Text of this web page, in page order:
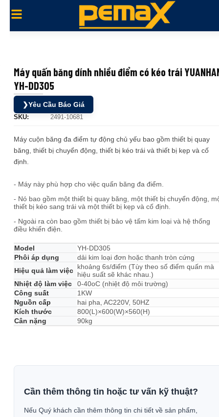
Máy quấn băng dính nhiều điểm có kéo trái
YH-DD305
❯Yêu Cầu Báo Giá
SKU: 2491-10681
Máy cuộn băng đa điểm tự động chủ yếu bao gồm thiết bị quay
băng, thiết bị chuyển động, thiết bị kéo trái và thiết bị kẹp và cố
định.
- Máy này phù hợp cho việc quấn băng đa điểm.
- Nó bao gồm một thiết bị quay băng, một thiết bị chuyển động,
thiết bị kéo sang trái và một thiết bị kẹp và cố định.
- Ngoài ra còn bao gồm thiết bị bảo vệ tấm kim loại và hệ thống
điều khiển điện.
Model
YH-DD305
Phôi áp dụng
dải kim loại đơn hoặc thanh tròn cứng
Hiệu quả làm việc khoảng 6s/điểm (Tùy theo số điểm quấn mà
hiệu suất sẽ khác nhau.)
Nhiệt độ làm việc
0-40oC (nhiệt độ môi trường)
Công suất
1KW
Nguồn cấp
hai pha, AC220V, 50HZ
Kích thước
800(L)×600(W)×560(H)
Cân nặng
90kg
Cần thêm thông tin hoặc tư vấn kỹ thuật?
Nếu Quý khách cần thêm thông tin chi tiết về sản phẩm,